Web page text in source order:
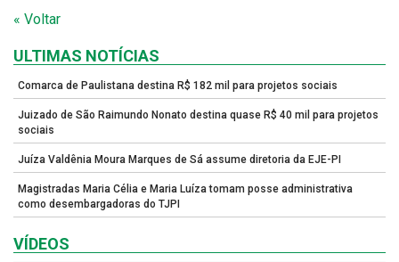
« Voltar
ULTIMAS NOTÍCIAS
Comarca de Paulistana destina R$ 182 mil para projetos sociais
Juizado de São Raimundo Nonato destina quase R$ 40 mil para projetos
sociais
Juíza Valdênia Moura Marques de Sá assume diretoria da EJE-PI
Magistradas Maria Célia e Maria Luíza tomam posse administrativa
como desembargadoras do TJPI
VÍDEOS